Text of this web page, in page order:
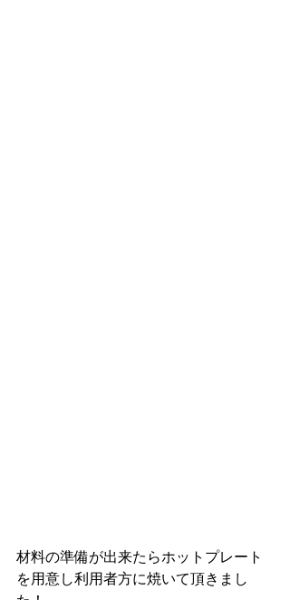
材料の準備が出来たらホットプレート
を用意し利用者方に焼いて頂きまし